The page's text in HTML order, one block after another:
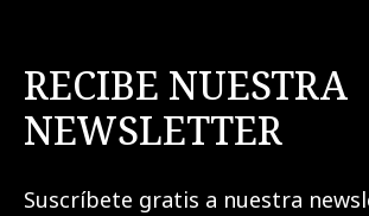
RECIBE NUESTRA
NEWSLETTER
Suscríbete gratis a nuestra